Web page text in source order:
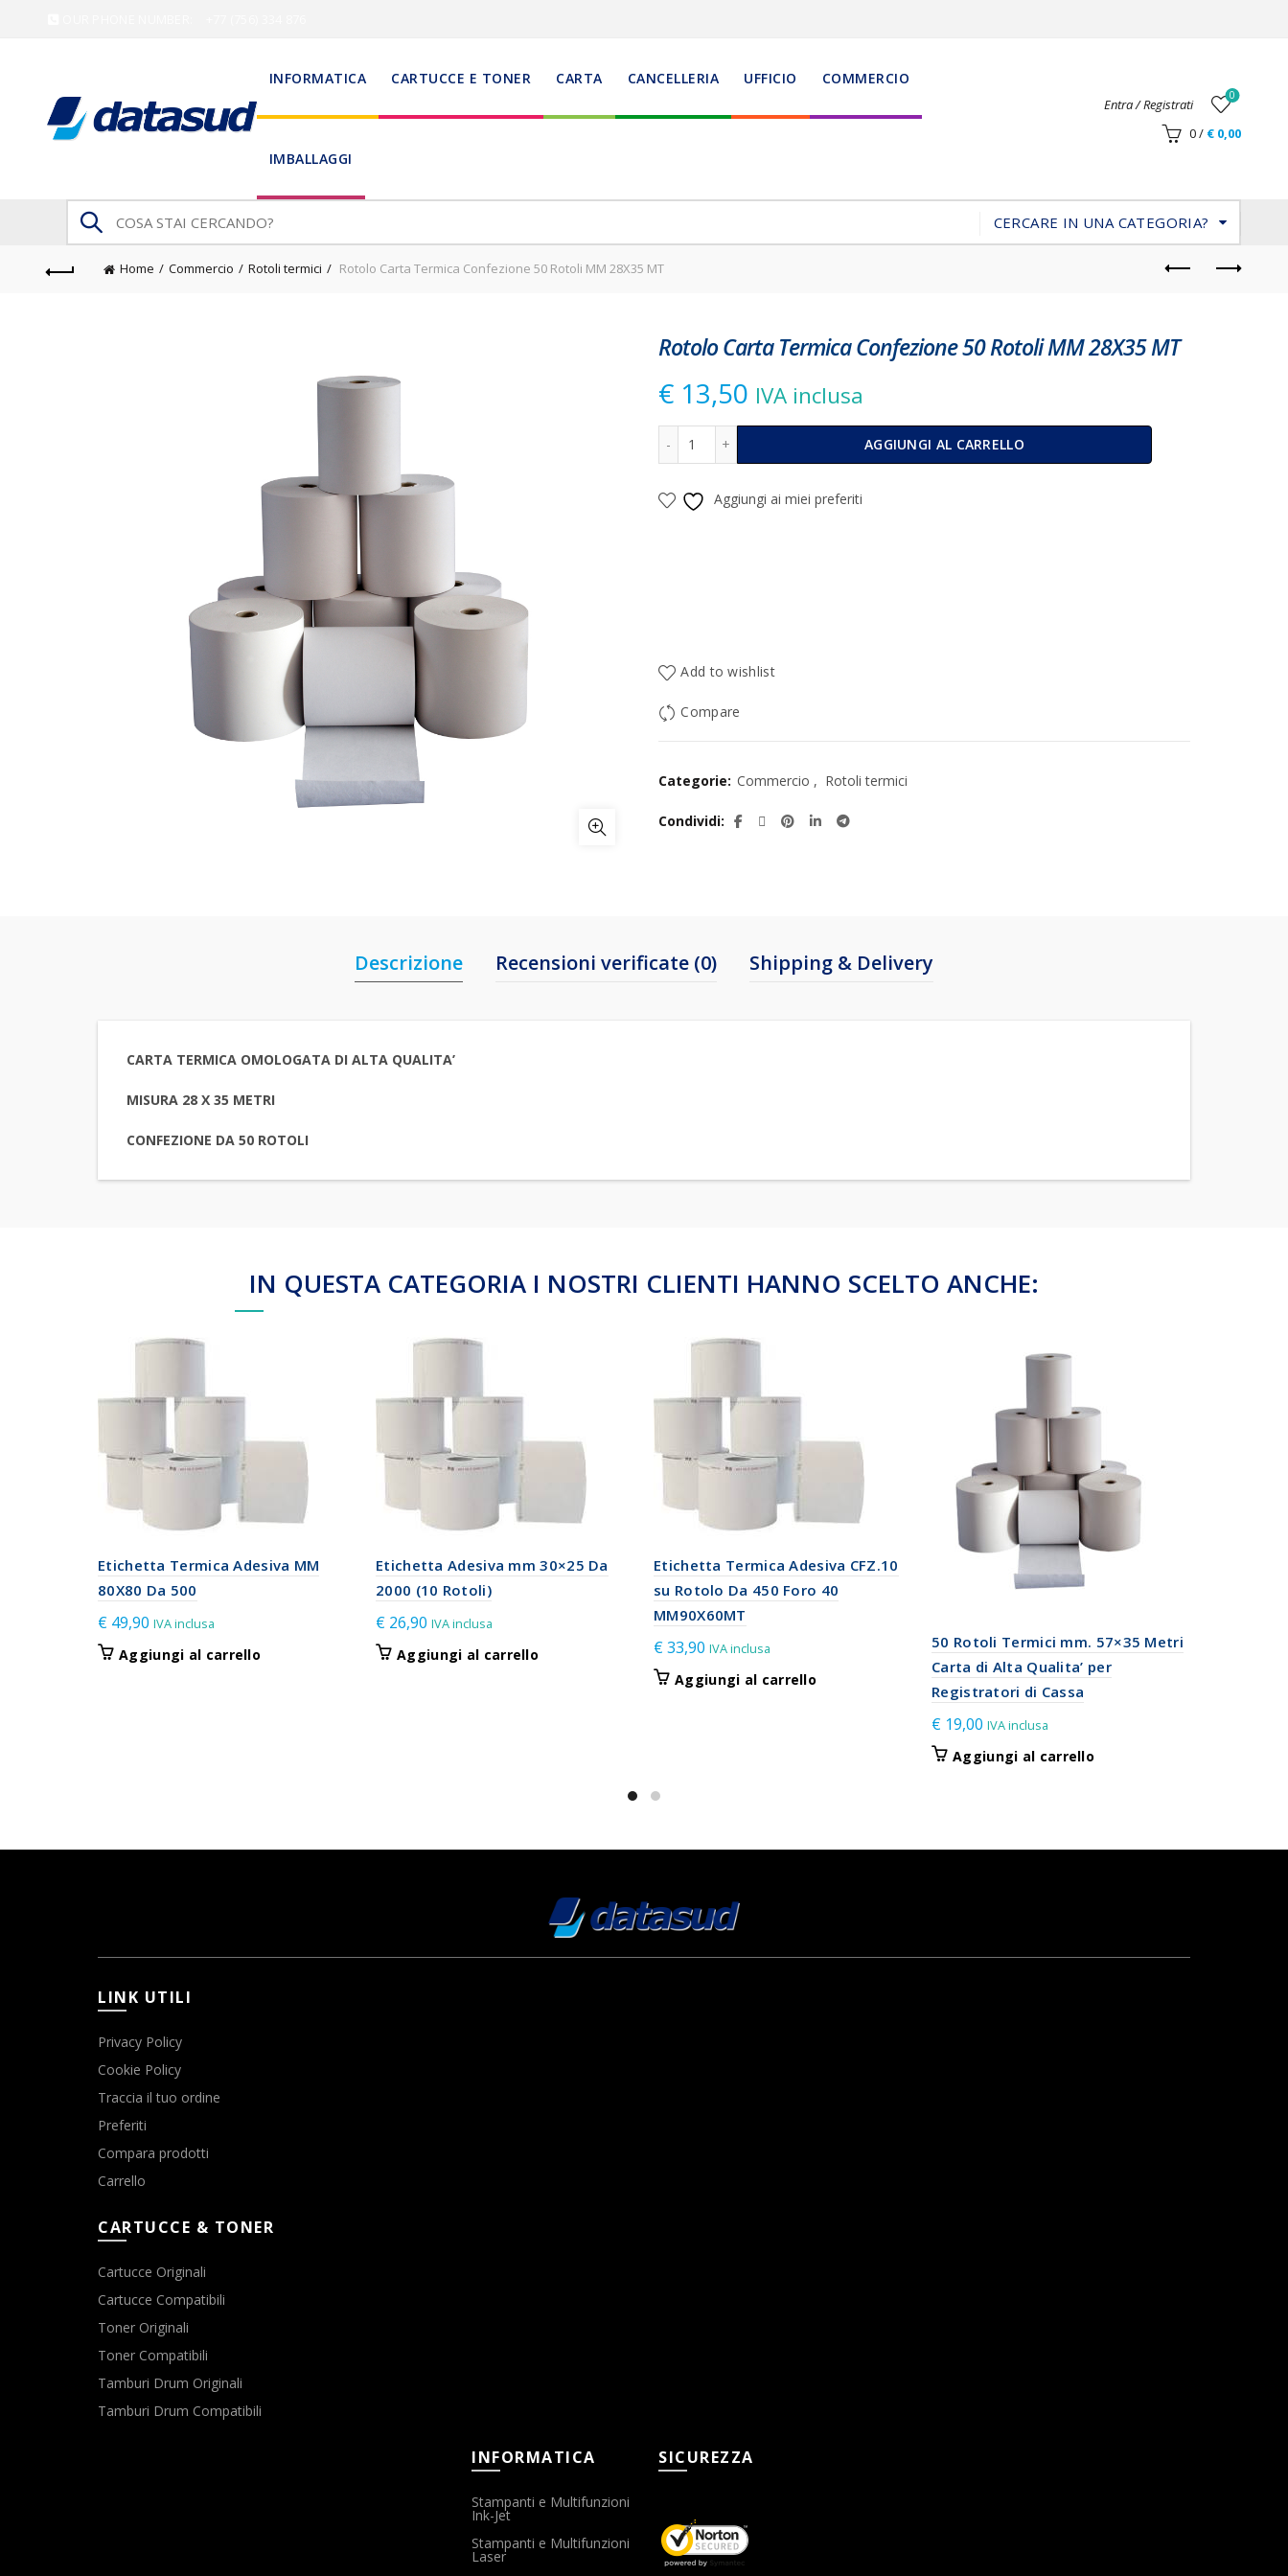
INFORMATICA CARTUCCE E TONER CARTA CANCELLERIA UFFICIO COMMERCIO
IMBALLAGGI
Entra / Registrati
0
0/ €0,00
Search
for:
CERCARE IN UNA CATEGORIA?
Home Commercio Rotoli termici Rotolo Carta Termica Confezione 50 Rotoli MM 28X35 MT
Rotolo Carta Termica Confezione 50 Rotoli MM 28X35 MT
€ 13,50 IVA inclusa
AGGIUNGI AL CARRELLO
Alternative:
Aggiungi ai miei preferiti
Add to wishlist
Compare
Categorie: Commercio , Rotoli termici
Condividi
Descrizione Recensioni verificate (0) Shipping & Delivery
CARTA TERMICA OMOLOGATA DI ALTA QUALITA’
MISURA 28 X 35 METRI
CONFEZIONE DA 50 ROTOLI
IN QUESTA CATEGORIA I NOSTRI CLIENTI HANNO SCELTO ANCHE:
Etichetta Termica Adesiva MM
80X80 Da 500
€ 49,90 IVA inclusa
Aggiungi al carrello
Etichetta Adesiva mm 30×25 Da
2000 (10 Rotoli)
€ 26,90 IVA inclusa
Aggiungi al carrello
Etichetta Termica Adesiva CFZ.10
su Rotolo Da 450 Foro 40
MM90X60MT
€33,90 IVA inclusa
Aggiungi al carrello
50 Rotoli Termici mm. 57×35 Metri
Carta di Alta Qualita’ per
Registratori di Cassa
€ 19,00 IVA inclusa
Aggiungi al carrello
LINK UTILI
Privacy Policy
Cookie Policy
Traccia il tuo ordine
Preferiti
Compara prodotti
Carrello
CARTUCCE & TONER
Cartucce Originali
Cartucce Compatibili
Toner Originali
Toner Compatibili
Tamburi Drum Originali
Tamburi Drum Compatibili
INFORMATICA
Stampanti e Multifunzioni
Ink-Jet
Stampanti e Multifunzioni
Laser
SICUREZZA